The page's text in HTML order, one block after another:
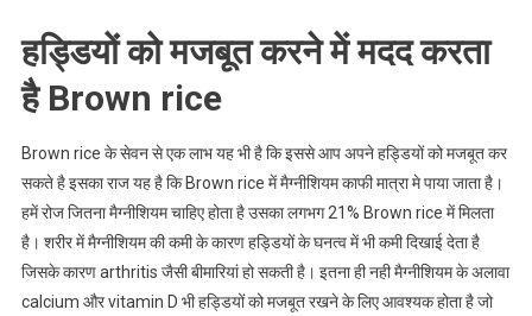
हड्डियों को मजबूत करने में मदद करता
है Brown rice
Brown rice के सेवन से एक लाभ यह भी है कि इससे आप अपने हड्डियों को मजबूत कर
सकते है इसका राज यह है कि Brown rice में मैग्नीशियम काफी मात्रा मे पाया जाता है।
हमें रोज जितना मैग्नीशियम चाहिए होता है उसका लगभग 21% Brown rice में मिलता
है। शरीर में मैग्नीशियम की कमी के कारण हड्डियों के घनत्व में भी कमी दिखाई देता है
जिसके कारण arthritis जैसी बीमारियां हो सकती है। इतना ही नही मैग्नीशियम के अलावा
calcium और vitamin D भी हड्डियों को मजबूत रखने के लिए आवश्यक होता है जो